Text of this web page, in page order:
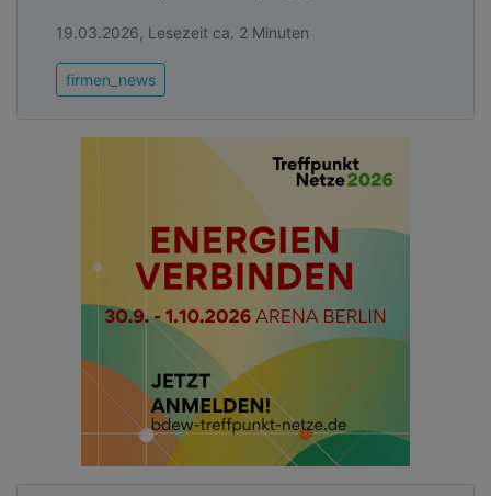
19.03.2026, Lesezeit ca. 2 Minuten
firmen_news